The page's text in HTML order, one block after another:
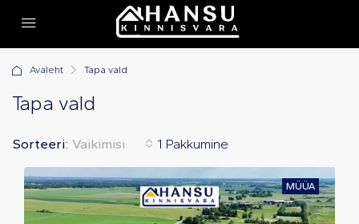
Avaleht Tapa vald
Tapa vald
1 Pakkumine
Sorteeri: Vaikimisi
MÜÜA